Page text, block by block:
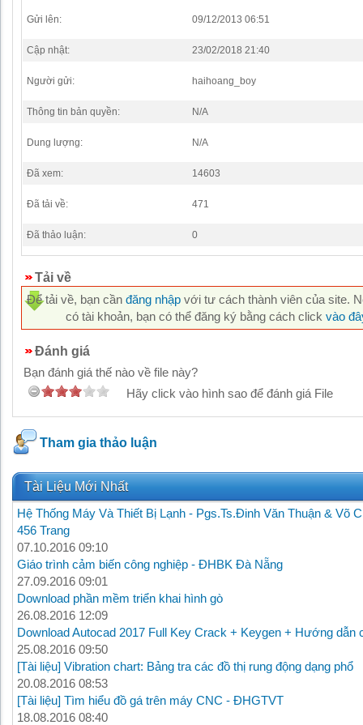
Gửi lên: 09/12/2013 06:51
Cập nhật: 23/02/2018 21:40
Người gửi: haihoang_boy
Thông tin bản quyền: N/A
Dung lượng: N/A
Đã xem: 14603
Đã tải về: 471
Đã thảo luận: 0
Tải về
Để tải về, bạn cần đăng nhập với tư cách thành viên của site.
có tài khoản, bạn có thể đăng ký bằng cách click vào
Đánh giá
Bạn đánh giá thế nào về file này?
Hãy click vào hình sao để đánh giá File
Tham gia thảo luận
Tài Liệu Mới Nhất
Hệ Thống Máy Và Thiết Bị Lạnh - Pgs.Ts.Đinh Văn Thuận & Võ
456 Trang
07.10.2016 09:10
Giáo trình cảm biến công nghiệp - ĐHBK Đà Nẵng
27.09.2016 09:01
Download phần mềm triển khai hình gò
26.08.2016 12:09
Download Autocad 2017 Full Key Crack + Keygen + Hướng dẫn
25.08.2016 09:50
[Tài liệu] Vibration chart: Bảng tra các đồ thị rung động dạng phổ
20.08.2016 08:53
[Tài liệu] Tìm hiểu đồ gá trên máy CNC - ĐHGTVT
18.08.2016 08:40